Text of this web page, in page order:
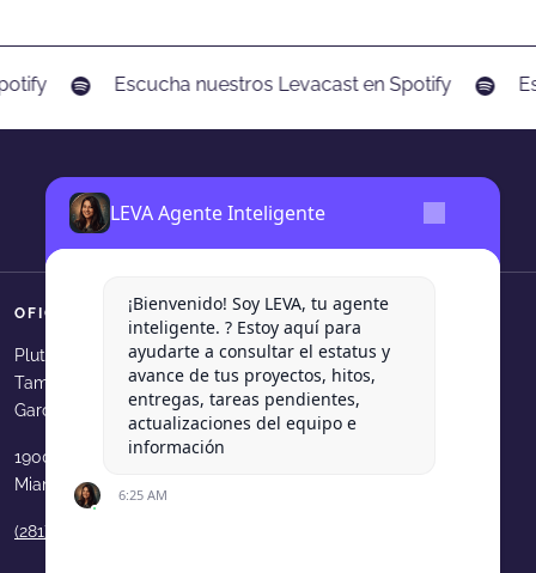
LEVA Agente Inteligente
¡Bienvenido! Soy LEVA, tu agente
inteligente. ? Estoy aquí para
ayudarte a consultar el estatus y
avance de tus proyectos, hitos,
entregas, tareas pendientes,
actualizaciones del equipo e
información
6:25 AM
Escucha nuestros Levacast en Spotify
OFICINAS
Plutarco Elias Calles 540, Col.
Tampiquito, San Pedro Garza
García, N.L.
1900 N Bayshore Dr. 33231
Miami, FL, USA
(281) 210 9189
SÍGUENOS
Levadura Agencia en
Levadura Agencia en
Levadura Agencia
Levadura Agencia en youtube
Levadura Agencia en